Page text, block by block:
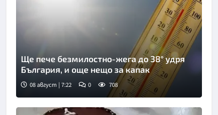
Ще пече безмилостно-жега до 38° удря
България, и още нещо за капак
08 август | 7:22 0 708